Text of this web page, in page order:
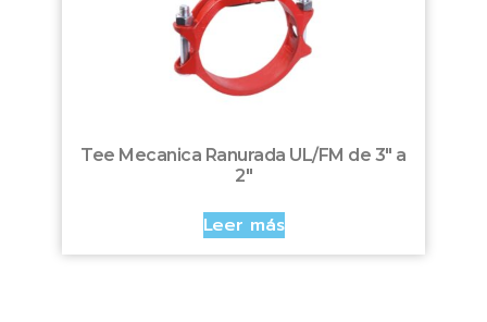
Tee Mecanica Ranurada UL/FM de 3″ a
2″
Leer más